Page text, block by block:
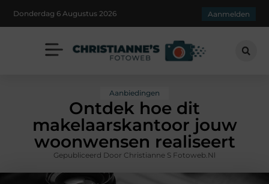
Donderdag 6 Augustus 2026 Aanmelden
Aanbiedingen
Ontdek hoe dit
makelaarskantoor jouw
woonwensen realiseert
Gepubliceerd Door Christianne S Fotoweb.nl